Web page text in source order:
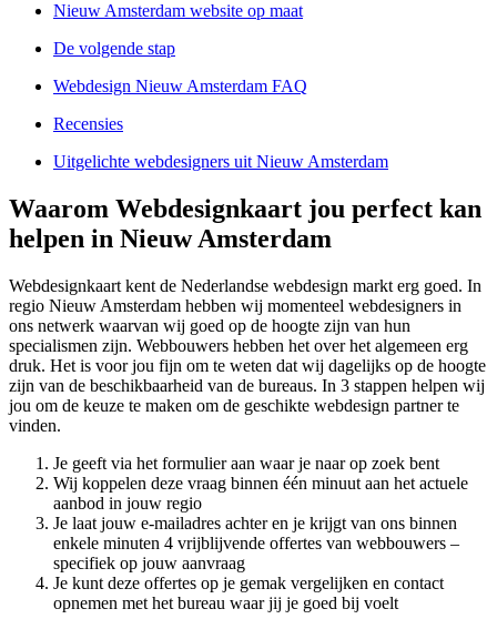
Nieuw Amsterdam website op maat
De volgende stap
Webdesign Nieuw Amsterdam FAQ
Recensies
Uitgelichte webdesigners uit Nieuw Amsterdam
Waarom Webdesignkaart jou perfect kan
helpen in Nieuw Amsterdam
Webdesignkaart kent de Nederlandse webdesign markt erg goed. In
regio Nieuw Amsterdam hebben wij momenteel webdesigners in
ons netwerk waarvan wij goed op de hoogte zijn van hun
specialismen zijn. Webbouwers hebben het over het algemeen erg
druk. Het is voor jou fijn om te weten dat wij dagelijks op de hoogte
zijn van de beschikbaarheid van de bureaus. In 3 stappen helpen wij
jou om de keuze te maken om de geschikte webdesign partner te
vinden.
Je geeft via het formulier aan waar je naar op zoek bent
Wij koppelen deze vraag binnen één minuut aan het actuele
aanbod in jouw regio
Je laat jouw e-mailadres achter en je krijgt van ons binnen
enkele minuten 4 vrijblijvende offertes van webbouwers –
specifiek op jouw aanvraag
Je kunt deze offertes op je gemak vergelijken en contact
opnemen met het bureau waar jij je goed bij voelt